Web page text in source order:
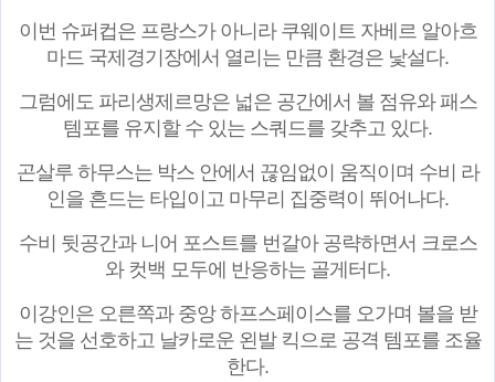
이번 슈퍼컵은 프랑스가 아니라 쿠웨이트 자베르 알아흐
마드 국제경기장에서 열리는 만큼 환경은 낯설다.
그럼에도 파리생제르망은 넓은 공간에서 볼 점유와 패스
템포를 유지할 수 있는 스쿼드를 갖추고 있다.
곤살루 하무스는 박스 안에서 끊임없이 움직이며 수비 라
인을 흔드는 타입이고 마무리 집중력이 뛰어나다.
수비 뒷공간과 니어 포스트를 번갈아 공략하면서 크로스
와 컷백 모두에 반응하는 골게터다.
이강인은 오른쪽과 중앙 하프스페이스를 오가며 볼을 받
는 것을 선호하고 날카로운 왼발 킥으로 공격 템포를 조율
한다.